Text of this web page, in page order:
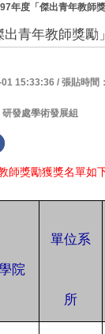
年度「傑出青年教師
青年教師獎勵
15:33:36 / 張貼時
研發處學術發展組
師獎勵獲獎名單如
院
單位系
所